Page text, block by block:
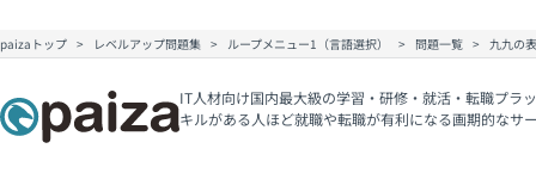
paizaトップ レベルアップ問題集 ループメニュー1（言語選択） 問題一覧 九九の
IT人材向け国内最大級の学習・研修・就活・転職プラ
キルがある人ほど就職や転職が有利になる画期的なサ